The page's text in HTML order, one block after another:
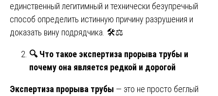
единственный легитимный и технически безупречный
способ определить истинную причину разрушения и
доказать вину подрядчика. 🛠️⚖️
🔍Что такое экспертиза прорыва трубы и
почему она является редкой и дорогой
Экспертиза прорыва трубы — это не просто беглый